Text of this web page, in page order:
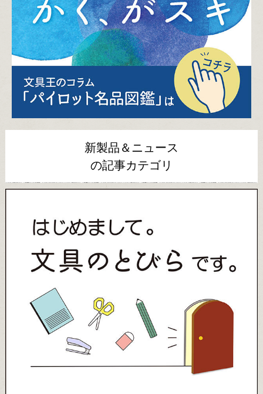
新製品＆ニュース
の記事カテゴリ